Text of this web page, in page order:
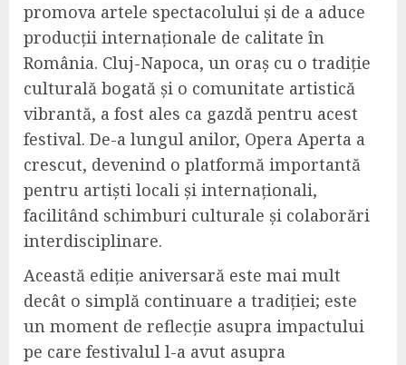
promova artele spectacolului și de a aduce
producții internaționale de calitate în
România. Cluj-Napoca, un oraș cu o tradiție
culturală bogată și o comunitate artistică
vibrantă, a fost ales ca gazdă pentru acest
festival. De-a lungul anilor, Opera Aperta a
crescut, devenind o platformă importantă
pentru artiști locali și internaționali,
facilitând schimburi culturale și colaborări
interdisciplinare.
Această ediție aniversară este mai mult
decât o simplă continuare a tradiției; este
un moment de reflecție asupra impactului
pe care festivalul l-a avut asupra